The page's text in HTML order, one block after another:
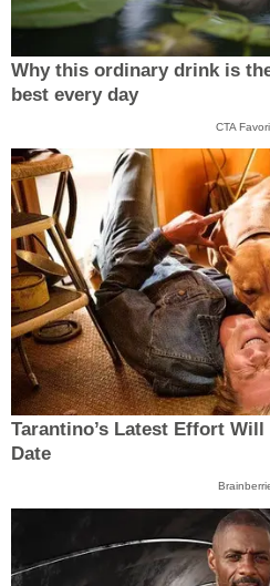
Why this ordinary drink is
best every day
CTA
Tarantino’s Latest Effort
Date